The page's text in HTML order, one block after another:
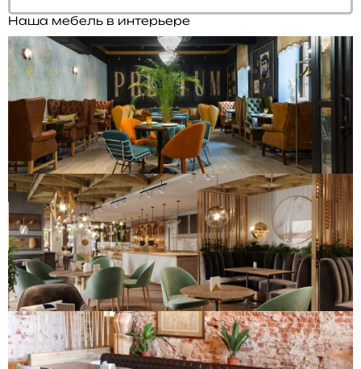
Наша мебель в интерьере